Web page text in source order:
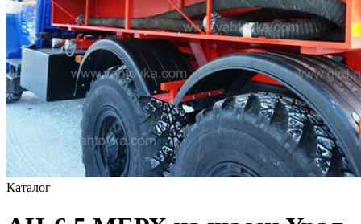
Каталог